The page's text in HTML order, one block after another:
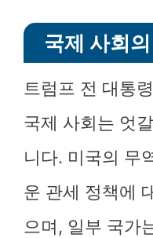
국제 사회
트럼프 전 대통
국제 사회는 엇
니다. 미국의 무
운 관세 정책에
으며, 일부 국가